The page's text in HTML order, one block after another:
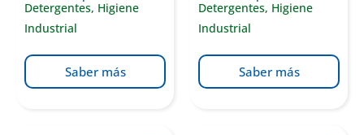
Detergentes, Higiene
Industrial
Saber más
Detergentes, Higiene
Industrial
Saber más